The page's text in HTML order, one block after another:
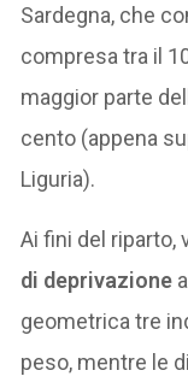
Sardegna, che
compresa tra il
maggior parte
cento (appena
Liguria).
Ai fini del riparto,
di deprivazione
geometrica tre
peso, mentre le